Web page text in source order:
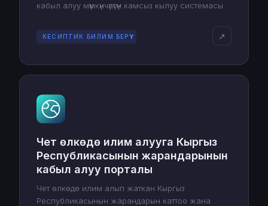
кабыл алуу мүмкүнчүлүгүн камсыз кылуу системасы.
КЕСИПТИК БИЛИМ БЕРҮҮ ↗
Чет өлкөдө илим алууга Кыргыз
Республикасынын жарандарынын
кабыл алуу порталы
Чет өлкөдө илим алып жаткан Кыргыз
Республикасынын жарандарын каттоо жана